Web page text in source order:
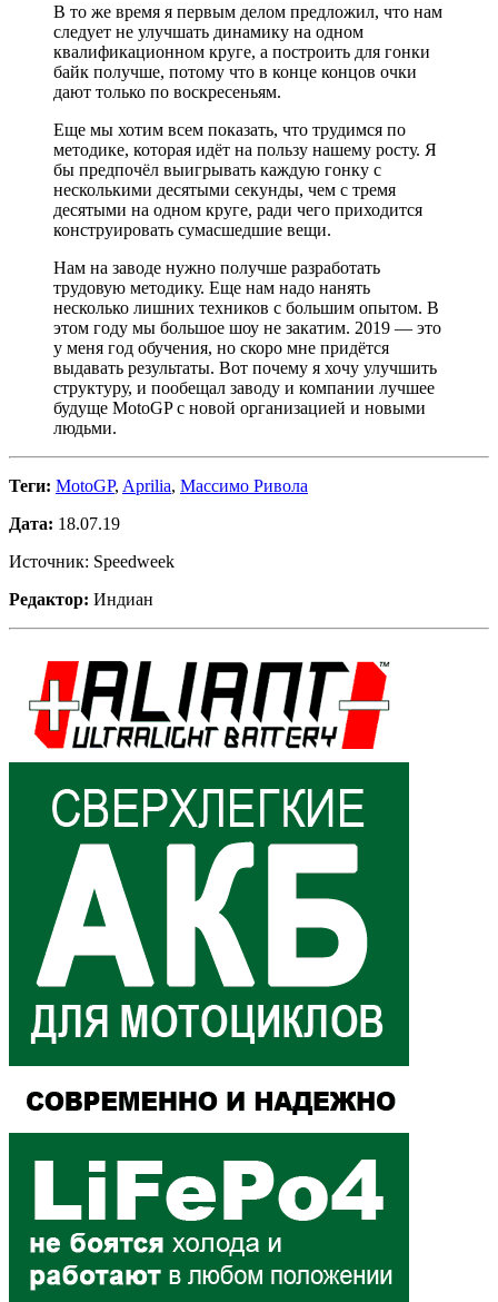
В то же время я первым делом предложил, что нам
следует не улучшать динамику на одном
квалификационном круге, а построить для гонки
байк получше, потому что в конце концов очки
дают только по воскресеньям.
Еще мы хотим всем показать, что трудимся по
методике, которая идёт на пользу нашему росту. Я
бы предпочёл выигрывать каждую гонку с
несколькими десятыми секунды, чем с тремя
десятыми на одном круге, ради чего приходится
конструировать сумасшедшие вещи.
Нам на заводе нужно получше разработать
трудовую методику. Еще нам надо нанять
несколько лишних техников с большим опытом. В
этом году мы большое шоу не закатим. 2019 — это
у меня год обучения, но скоро мне придётся
выдавать результаты. Вот почему я хочу улучшить
структуру, и пообещал заводу и компании лучшее
будуще MotoGP с новой организацией и новыми
людьми.
Теги: MotoGP, Aprilia, Массимо Ривола
Дата: 18.07.19
Источник: Speedweek
Редактор: Индиан